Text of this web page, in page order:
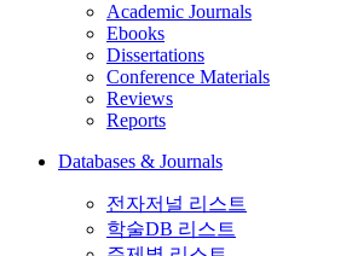
Academic Journals
Ebooks
Dissertations
Conference Materials
Reviews
Reports
Databases & Journals
전자저널 리스트
학술DB 리스트